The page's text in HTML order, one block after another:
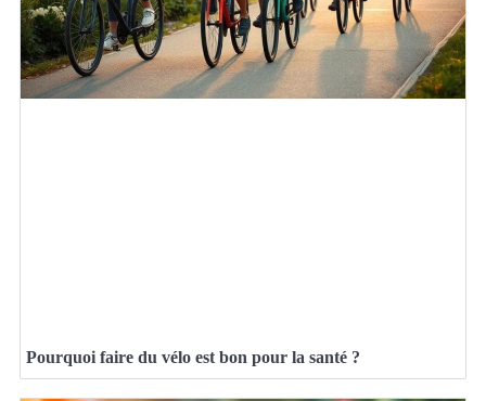
Pourquoi faire du vélo est bon pour la santé ?